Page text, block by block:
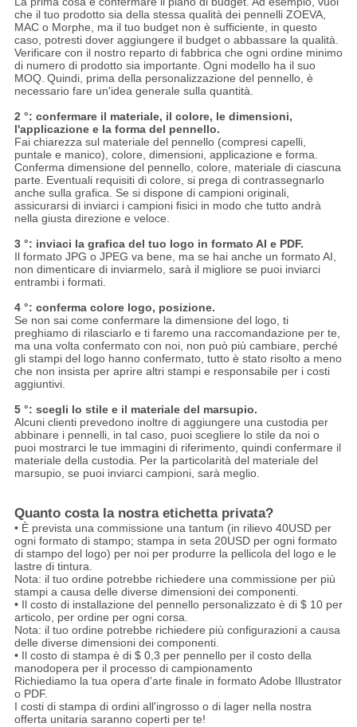
che il tuo prodotto sia della stessa qualità dei pennelli ZOEVA,
MAC o Morphe, ma il tuo budget non è sufficiente, in questo
caso, potresti dover aggiungere il budget o abbassare la qualità.
Verificare con il nostro reparto di fabbrica che ogni ordine minimo
di numero di prodotto sia importante. Ogni modello ha il suo
MOQ. Quindi, prima della personalizzazione del pennello, è
necessario fare un'idea generale sulla quantità.
2 °: confermare il materiale, il colore, le dimensioni,
l'applicazione e la forma del pennello.
Fai chiarezza sul materiale del pennello (compresi capelli,
puntale e manico), colore, dimensioni, applicazione e forma.
Conferma dimensione del pennello, colore, materiale di ciascuna
parte. Eventuali requisiti di colore, si prega di contrassegnarlo
anche sulla grafica. Se si dispone di campioni originali,
assicurarsi di inviarci i campioni fisici in modo che tutto andrà
nella giusta direzione e veloce.
3 °: inviaci la grafica del tuo logo in formato AI e PDF.
Il formato JPG o JPEG va bene, ma se hai anche un formato AI,
non dimenticare di inviarmelo, sarà il migliore se puoi inviarci
entrambi i formati.
4 °: conferma colore logo, posizione.
Se non sai come confermare la dimensione del logo, ti
preghiamo di rilasciarlo e ti faremo una raccomandazione per te,
ma una volta confermato con noi, non può più cambiare, perché
gli stampi del logo hanno confermato, tutto è stato risolto a meno
che non insista per aprire altri stampi e responsabile per i costi
aggiuntivi.
5 °: scegli lo stile e il materiale del marsupio.
Alcuni clienti prevedono inoltre di aggiungere una custodia per
abbinare i pennelli, in tal caso, puoi scegliere lo stile da noi o
puoi mostrarci le tue immagini di riferimento, quindi confermare il
materiale della custodia. Per la particolarità del materiale del
marsupio, se puoi inviarci campioni, sarà meglio.
Quanto costa la nostra etichetta privata?
• È prevista una commissione una tantum (in rilievo 40USD per
ogni formato di stampo; stampa in seta 20USD per ogni formato
di stampo del logo) per noi per produrre la pellicola del logo e le
lastre di tintura.
Nota: il tuo ordine potrebbe richiedere una commissione per più
stampi a causa delle diverse dimensioni dei componenti.
• Il costo di installazione del pennello personalizzato è di $ 10 per
articolo, per ordine per ogni corsa.
Nota: il tuo ordine potrebbe richiedere più configurazioni a causa
delle diverse dimensioni dei componenti.
• Il costo di stampa è di $ 0,3 per pennello per il costo della
manodopera per il processo di campionamento
Richiediamo la tua opera d'arte finale in formato Adobe Illustrator
o PDF.
I costi di stampa di ordini all'ingrosso o di lager nella nostra
offerta unitaria saranno coperti per te!